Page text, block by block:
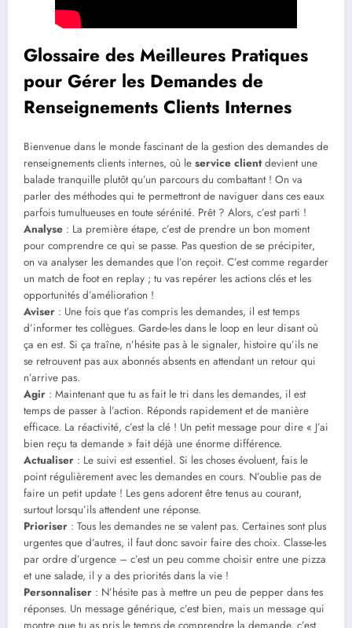
Glossaire des Meilleures Pratiques
pour Gérer les Demandes de
Renseignements Clients Internes
Bienvenue dans le monde fascinant de la gestion des demandes de
renseignements clients internes, où le service clientdevient une
balade tranquille plutôt qu’un parcours du combattant ! On va
parler des méthodes qui te permettront de naviguer dans ces eaux
parfois tumultueuses en toute sérénité. Prêt ? Alors, c’est parti !
Analyse : La première étape, c’est de prendre un bon moment
pour comprendre ce qui se passe. Pas question de se précipiter,
on va analyser les demandes que l’on reçoit. C’est comme regarder
un match de foot en replay ; tu vas repérer les actions clés et les
opportunités d’amélioration !
Aviser : Une fois que t’as compris les demandes, il est temps
d’informer tes collègues. Garde-les dans le loop en leur disant où
ça en est. Si ça traîne, n’hésite pas à le signaler, histoire qu’ils ne
se retrouvent pas aux abonnés absents en attendant un retour qui
n’arrive pas.
Agir : Maintenant que tu as fait le tri dans les demandes, il est
temps de passer à l’action. Réponds rapidement et de manière
efficace. La réactivité, c’est la clé ! Un petit message pour dire « J’ai
bien reçu ta demande » fait déjà une énorme différence.
Actualiser : Le suivi est essentiel. Si les choses évoluent, fais le
point régulièrement avec les demandes en cours. N’oublie pas de
faire un petit update ! Les gens adorent être tenus au courant,
surtout lorsqu’ils attendent une réponse.
Prioriser : Tous les demandes ne se valent pas. Certaines sont plus
urgentes que d’autres, il faut donc savoir faire des choix. Classe-les
par ordre d’urgence – c’est un peu comme choisir entre une pizza
et une salade, il y a des priorités dans la vie !
Personnaliser : N’hésite pas à mettre un peu de pepper dans tes
réponses. Un message générique, c’est bien, mais un message qui
montre que tu as pris le temps de comprendre la demande, c’est